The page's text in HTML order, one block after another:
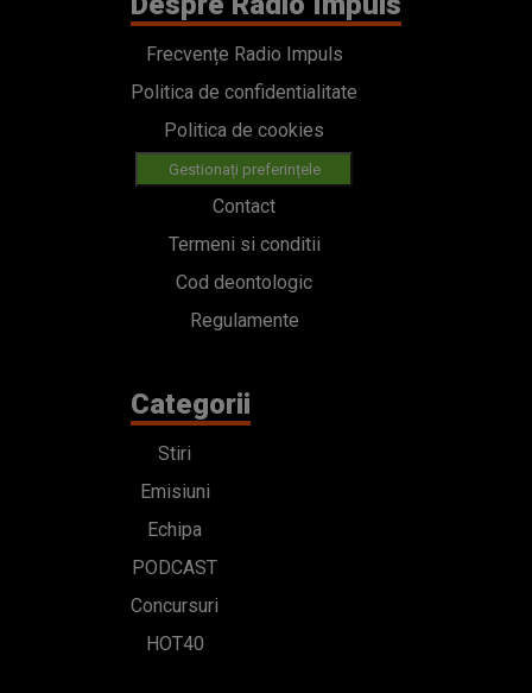
Frecvențe Radio Impuls
Politica de confidentialitate
Politica de cookies
Gestionați preferințele
Contact
Termeni si conditii
Cod deontologic
Regulamente
Categorii
Stiri
Emisiuni
Echipa
PODCAST
Concursuri
HOT40